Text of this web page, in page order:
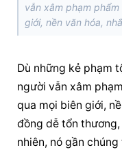
vẫn xâm phạm
giới, nền văn hóa,
Dù những kẻ phạm
người vẫn xâm phạm
qua mọi biên giới,
đồng dễ tổn
nhiên, nó gần